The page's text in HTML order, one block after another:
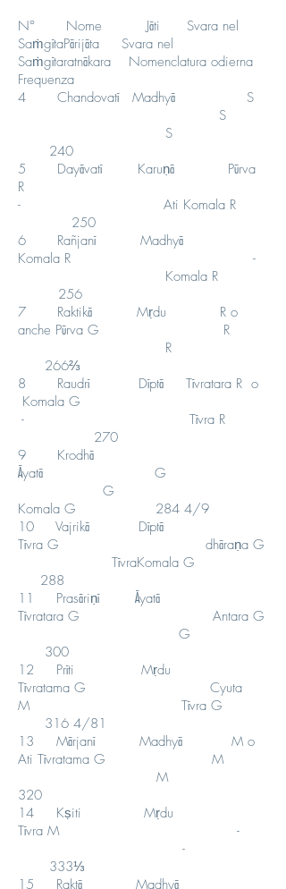
N° Nome Jāti Svara nel
SaṁgītaPārijāta Svara nel
Saṁgītaratnākara Nomenclatura odierna
Frequenza
4 Chandovatī Madhyā S
S
S
240
5 Dayāvatī Karuṇā Pūrva
R
- Ati Komala R
250
6 Rañjanī Madhyā
Komala R -
Komala R
256
7 Raktikā Mṛdu R o
anche Pūrva G R
R
266⅔
8 Raudrī Dīptā Tīvratara R o
Komala G
- Tīvra R
270
9 Krodhā
Āyatā G
G
Komala G 284 4/9
10 Vajrikā Dīptā
Tīvra G dhāraṇa G
TīvraKomala G
288
11 Prasāriṇī Āyatā
Tīvratara G Antara G
G
300
12 Prīti Mṛdu
Tīvratama G Cyuta
M Tīvra G
316 4/81
13 Mārjanī Madhyā M o
Ati Tīvratama G M
M
320
14 Kṣiti Mṛdu
Tīvra M -
-
333⅓
15 Raktā Madhyā